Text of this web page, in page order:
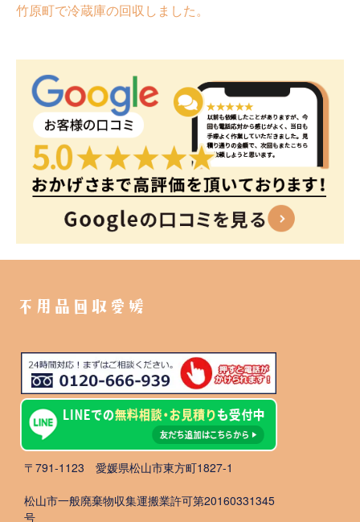
竹原町で冷蔵庫の回収しました。
不用品回収愛媛
〒791-1123 愛媛県松山市東方町1827-1
松山市一般廃棄物収集運搬業許可第20160331345
号